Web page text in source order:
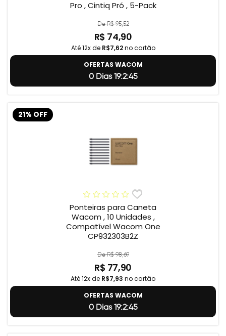
Pro , Cintiq Pró , 5-Pack
De R$ 95,52
R$ 74,90
Até 12x de R$7,62no cartão
OFERTAS WACOM
0 Dias 19:2:44
21% OFF
Ponteiras para Caneta
Wacom , 10 Unidades ,
Compatível Wacom One
CP932303B2Z
De R$ 98,69
R$ 77,90
Até 12x de R$7,93 no cartão
OFERTAS WACOM
0 Dias 19:2:44